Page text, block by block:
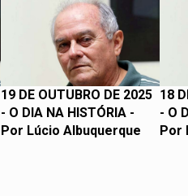
19 DE OUTUBRO DE 2025
- O DIA NA HISTÓRIA -
Por Lúcio Albuquerque
18
- O
Por